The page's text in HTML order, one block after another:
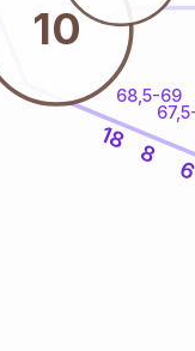
68,5-69
6
8
18
10